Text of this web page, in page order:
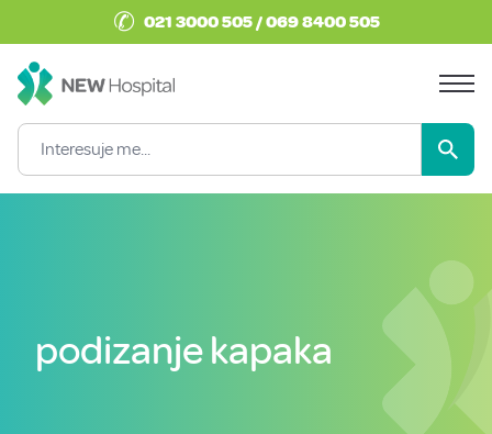
✆ 021 3000 505 / 069 8400 505
podizanje kapaka